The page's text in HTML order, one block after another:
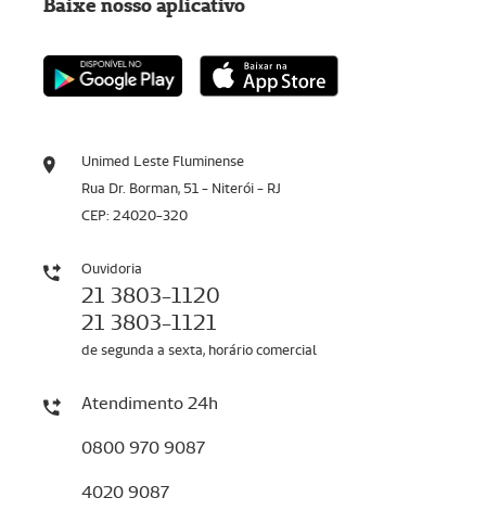
Unimed Leste Fluminense
Rua Dr. Borman, 51 - Niterói - RJ
CEP: 24020-320
Ouvidoria
21 3803-1120
21 3803-1121
de segunda a sexta, horário comercial
Atendimento 24h
0800 970 9087
4020 9087
Baixe nosso aplicativo